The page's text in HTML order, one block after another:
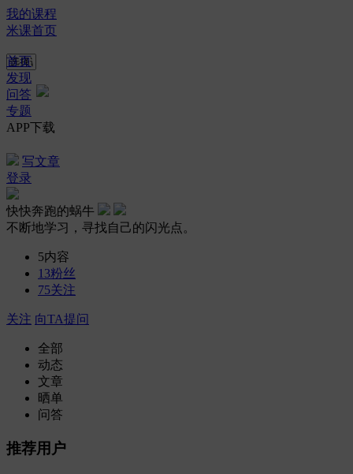
我的课程
米课首页
首页
发现
问答
专题
APP下载
写文章
登录
快快奔跑的蜗牛
不断地学习，寻找自己的闪光点。
5内容
13粉丝
75关注
关注 向TA提问
全部
动态
文章
晒单
问答
推荐用户